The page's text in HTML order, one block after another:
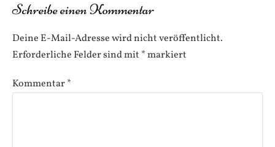
Schreibe einen Kommentar
Deine E-Mail-Adresse wird nicht veröffentlicht.
Erforderliche Felder sind mit *markiert
Kommentar*